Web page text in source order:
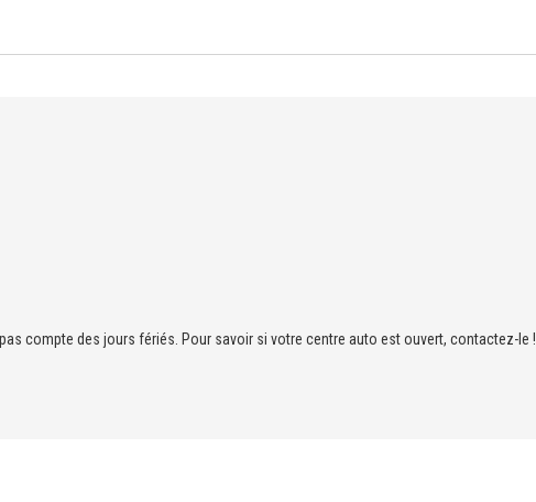
compte des jours fériés. Pour savoir si votre centre auto est ouvert, contactez-le !